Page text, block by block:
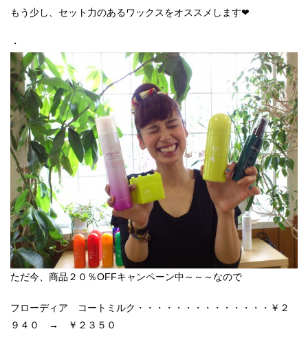
もう少し、セット力のあるワックスをオススメします❤
・
ただ今、商品２０％OFFキャンペーン中～～～なので
フローディア コートミルク・・・・・・・・・・・・・・￥２
９４０ → ￥２３５０